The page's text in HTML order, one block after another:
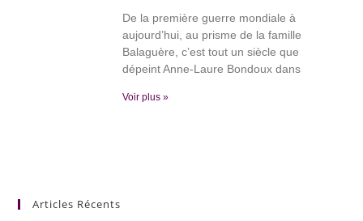
De la première guerre mondiale à
aujourd’hui, au prisme de la famille
Balaguère, c’est tout un siècle que
dépeint Anne-Laure Bondoux dans
Voir plus »
Articles Récents